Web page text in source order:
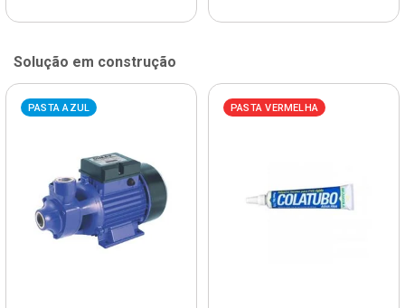
Solução em construção
PASTA AZUL PASTA VERMELHA